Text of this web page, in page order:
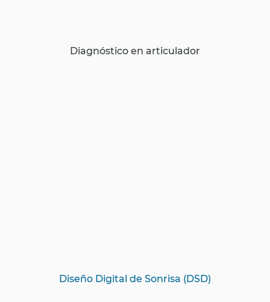
Diagnóstico en articulador
Diseño Digital de Sonrisa (DSD)